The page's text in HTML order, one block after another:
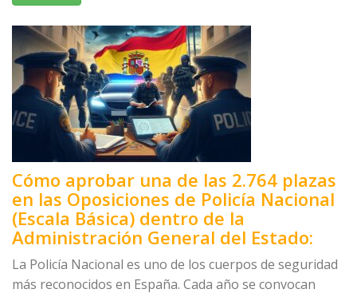
Cómo aprobar una de las 2.764 plazas
en las Oposiciones de Policía Nacional
(Escala Básica) dentro de la
Administración General del Estado:
La Policía Nacional es uno de los cuerpos de seguridad
más reconocidos en España. Cada año se convocan